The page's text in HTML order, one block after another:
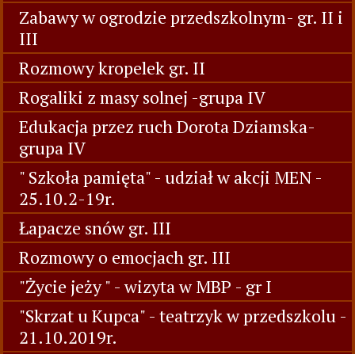
Zabawy w ogrodzie przedszkolnym- gr. II i
III
Rozmowy kropelek gr. II
Rogaliki z masy solnej -grupa IV
Edukacja przez ruch Dorota Dziamska-
grupa IV
" Szkoła pamięta" - udział w akcji MEN -
25.10.2-19r.
Łapacze snów gr. III
Rozmowy o emocjach gr. III
"Życie jeży " - wizyta w MBP - gr I
"Skrzat u Kupca" - teatrzyk w przedszkolu -
21.10.2019r.